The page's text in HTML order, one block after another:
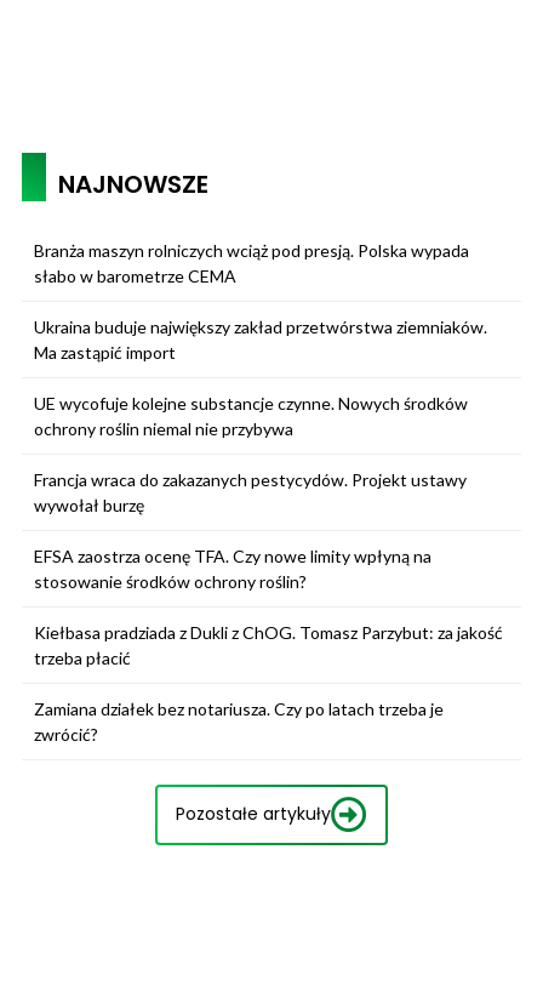
NAJNOWSZE
Branża maszyn rolniczych wciąż pod presją. Polska wypada
słabo w barometrze CEMA
Ukraina buduje największy zakład przetwórstwa ziemniaków.
Ma zastąpić import
UE wycofuje kolejne substancje czynne. Nowych środków
ochrony roślin niemal nie przybywa
Francja wraca do zakazanych pestycydów. Projekt ustawy
wywołał burzę
EFSA zaostrza ocenę TFA. Czy nowe limity wpłyną na
stosowanie środków ochrony roślin?
Kiełbasa pradziada z Dukli z ChOG. Tomasz Parzybut: za jakość
trzeba płacić
Zamiana działek bez notariusza. Czy po latach trzeba je
zwrócić?
Pozostałe artykuły